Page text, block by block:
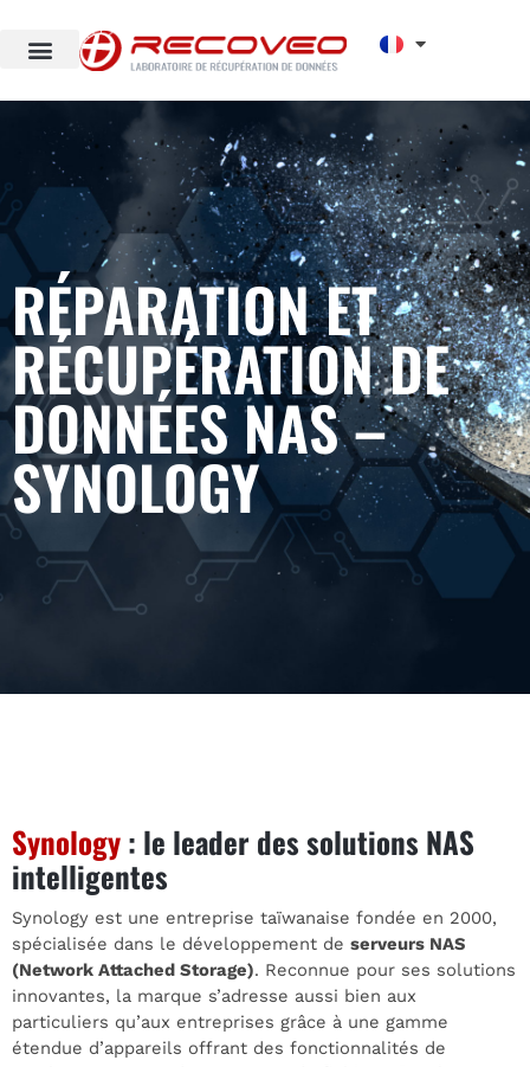
RÉPARATION ET
RÉCUPÉRATION DE
DONNÉES NAS –
SYNOLOGY
Synology: le leader des solutions NAS
intelligentes
Synology est une entreprise taïwanaise fondée en 2000,
spécialisée dans le développement de serveurs NAS
(Network Attached Storage). Reconnue pour ses solutions
innovantes, la marque s’adresse aussi bien aux
particuliers qu’aux entreprises grâce à une gamme
étendue d’appareils offrant des fonctionnalités de